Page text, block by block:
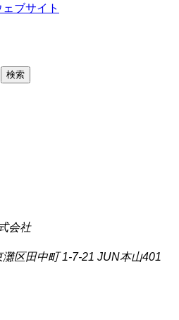
ブサイト
検索
会社
区田中町 1-7-21 JUN本山401